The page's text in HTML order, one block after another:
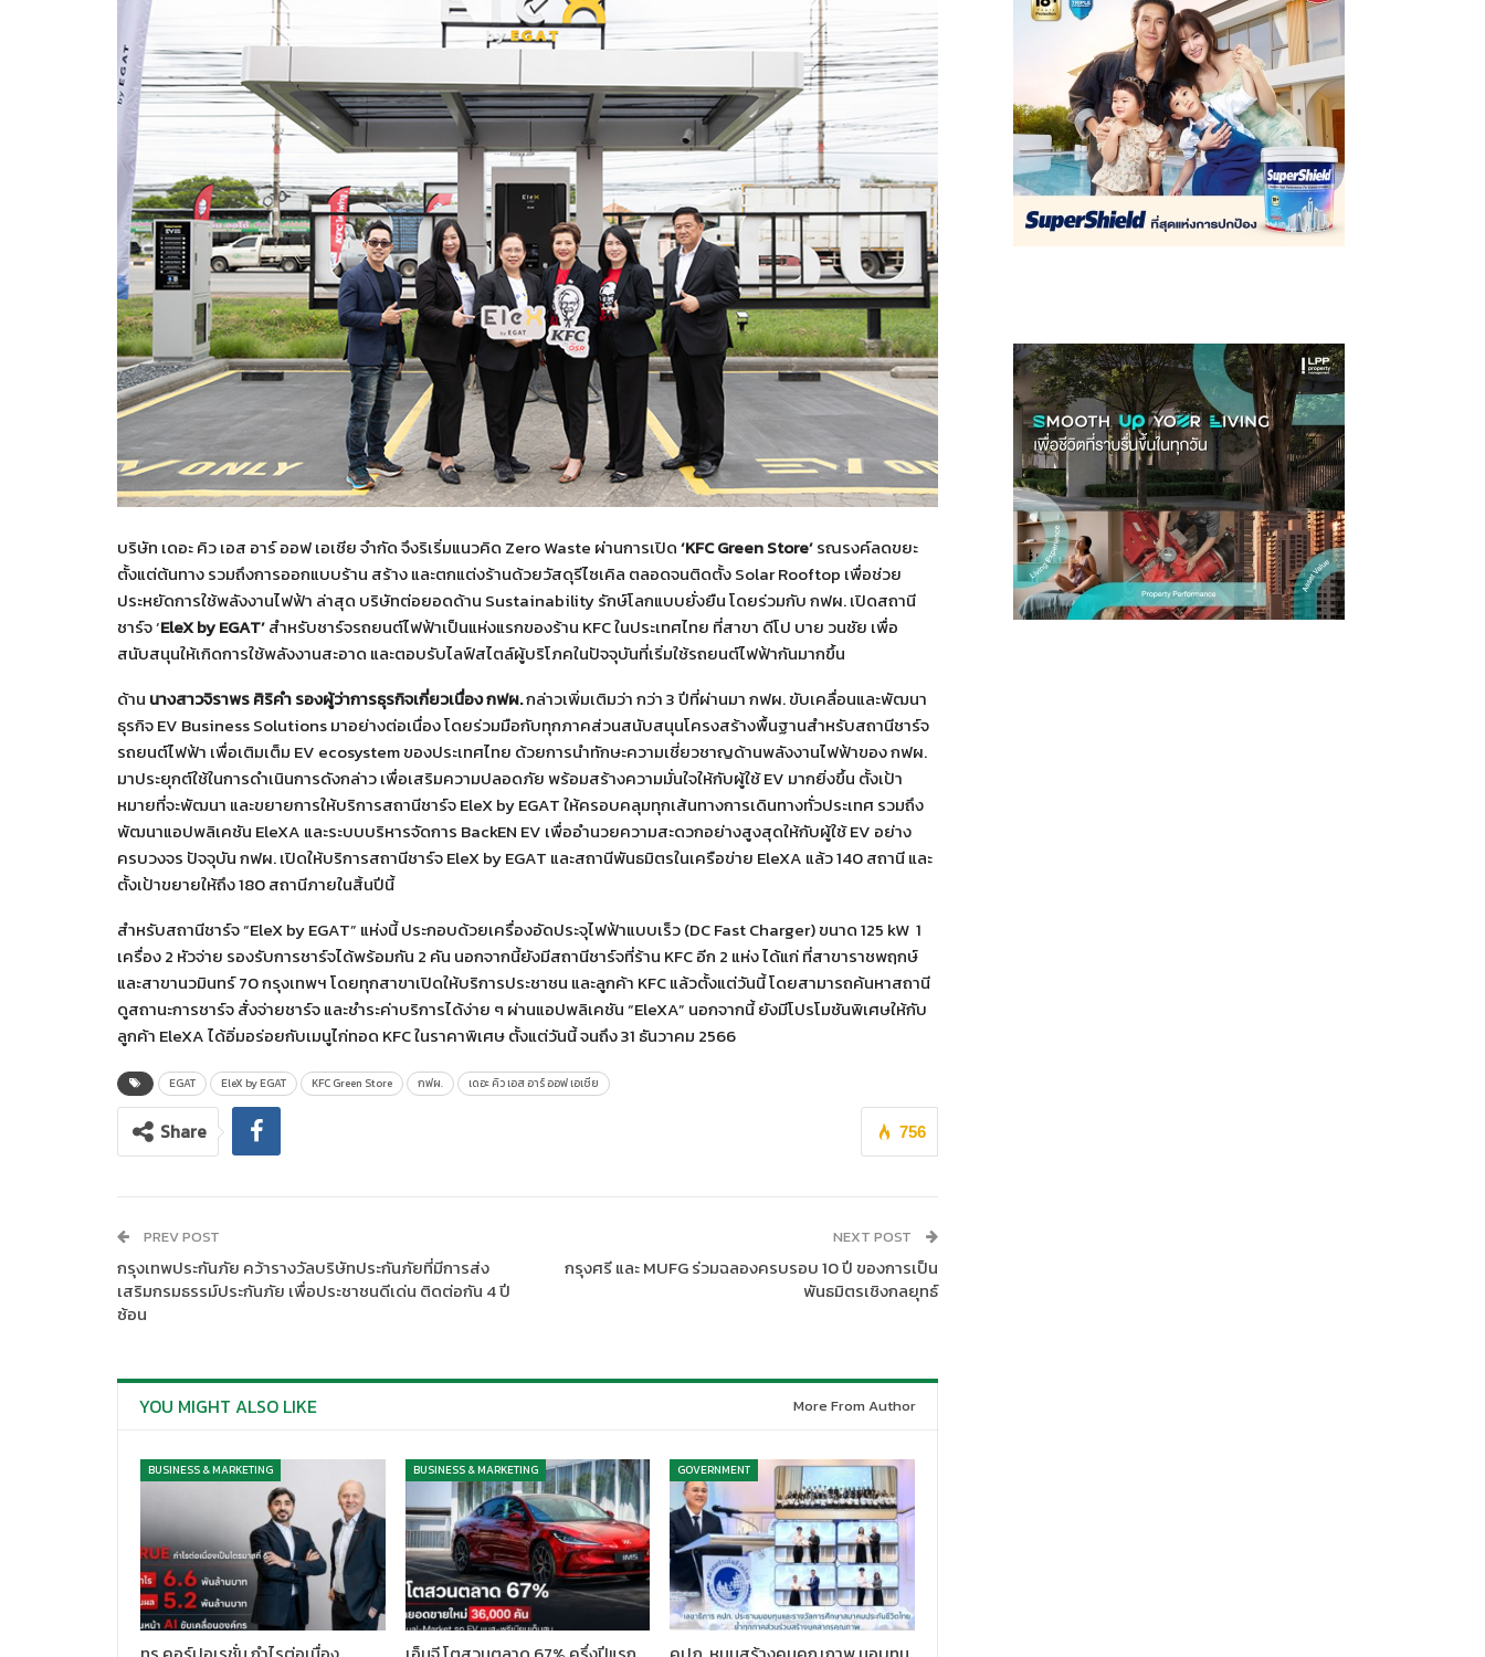
บริษัท เดอะ คิว เอส อาร์ ออฟ เอเชีย จำกัด จึงริเริ่มแนวคิด Zero Waste ผ่านการเปิด‘KFC Green Store’รณรงค์ลดขยะ
ตั้งแต่ต้นทาง รวมถึงการออกแบบร้าน สร้าง และตกแต่งร้านด้วยวัสดุรีไซเคิล ตลอดจนติดตั้ง Solar Rooftop เพื่อช่วย
ประหยัดการใช้พลังงานไฟฟ้า ล่าสุด บริษัทต่อยอดด้าน Sustainability รักษ์โลกแบบยั่งยืน โดยร่วมกับ กฟผ. เปิดสถานี
ชาร์จ ‘EleX by EGAT’สำหรับชาร์จรถยนต์ไฟฟ้าเป็นแห่งแรกของร้าน KFC ในประเทศไทย ที่สาขา ดีโป บาย วนชัย เพื่อ
สนับสนุนให้เกิดการใช้พลังงานสะอาด และตอบรับไลฟ์สไตล์ผู้บริโภคในปัจจุบันที่เริ่มใช้รถยนต์ไฟฟ้ากันมากขึ้น
ด้าน นางสาวจิราพร ศิริคำ รองผู้ว่าการธุรกิจเกี่ยวเนื่อง กฟผ.กล่าวเพิ่มเติมว่า กว่า 3 ปีที่ผ่านมา กฟผ. ขับเคลื่อนและพัฒนา
ธุรกิจ EV Business Solutions มาอย่างต่อเนื่อง โดยร่วมมือกับทุกภาคส่วนสนับสนุนโครงสร้างพื้นฐานสำหรับสถานีชาร์จ
รถยนต์ไฟฟ้า เพื่อเติมเต็ม EV ecosystem ของประเทศไทย ด้วยการนำทักษะความเชี่ยวชาญด้านพลังงานไฟฟ้าของ กฟผ.
มาประยุกต์ใช้ในการดำเนินการดังกล่าว เพื่อเสริมความปลอดภัย พร้อมสร้างความมั่นใจให้กับผู้ใช้ EV มากยิ่งขึ้น ตั้งเป้า
หมายที่จะพัฒนา และขยายการให้บริการสถานีชาร์จ EleX by EGAT ให้ครอบคลุมทุกเส้นทางการเดินทางทั่วประเทศ รวมถึง
พัฒนาแอปพลิเคชัน EleXA และระบบบริหารจัดการ BackEN EV เพื่ออำนวยความสะดวกอย่างสูงสุดให้กับผู้ใช้ EV อย่าง
ครบวงจร ปัจจุบัน กฟผ. เปิดให้บริการสถานีชาร์จ EleX by EGAT และสถานีพันธมิตรในเครือข่าย EleXA แล้ว 140 สถานี และ
ตั้งเป้าขยายให้ถึง 180 สถานีภายในสิ้นปีนี้
สำหรับสถานีชาร์จ “EleX by EGAT” แห่งนี้ ประกอบด้วยเครื่องอัดประจุไฟฟ้าแบบเร็ว (DC Fast Charger) ขนาด 125 kW 1
เครื่อง 2 หัวจ่าย รองรับการชาร์จได้พร้อมกัน 2 คัน นอกจากนี้ยังมีสถานีชาร์จที่ร้าน KFC อีก 2 แห่ง ได้แก่ ที่สาขาราชพฤกษ์
และสาขานวมินทร์ 70 กรุงเทพฯ โดยทุกสาขาเปิดให้บริการประชาชน และลูกค้า KFC แล้วตั้งแต่วันนี้ โดยสามารถค้นหาสถานี
ดูสถานะการชาร์จ สั่งจ่ายชาร์จ และชำระค่าบริการได้ง่าย ๆ ผ่านแอปพลิเคชัน “EleXA” นอกจากนี้ ยังมีโปรโมชันพิเศษให้กับ
ลูกค้า EleXA ได้อิ่มอร่อยกับเมนูไก่ทอด KFC ในราคาพิเศษ ตั้งแต่วันนี้ จนถึง 31 ธันวาคม 2566
EGAT EleX by EGAT KFC Green Store กฟผ. เดอะ คิว เอส อาร์ ออฟ เอเชีย
756
Share
PREV POST
กรุงเทพประกันภัย คว้ารางวัลบริษัทประกันภัยที่มีการส่ง
เสริมกรมธรรม์ประกันภัย เพื่อประชาชนดีเด่น ติดต่อกัน 4 ปี
ซ้อน
NEXT POST
กรุงศรี และ MUFG ร่วมฉลองครบรอบ 10 ปี ของการเป็น
พันธมิตรเชิงกลยุทธ์
YOU MIGHT ALSO LIKE More From Author
BUSINESS & MARKETING BUSINESS & MARKETING GOVERNMENT